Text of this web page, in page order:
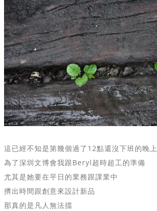
這已經不知是第幾個過了 12點還沒下班的晚上
為了深圳文博會我跟Beryl超時超工的準備
尤其是她要在平日的業務跟課業中
擠出時間跟創意來設計新品
那真的是凡人無法擋